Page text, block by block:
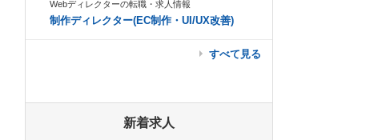
Webディレクターの転職・求人情報
制作ディレクター(EC制作・UI/UX改善)
すべて見る
新着求人